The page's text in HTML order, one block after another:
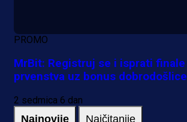
PROMO
MrBit: Registruj se i isprati
prvenstva uz bonus dobrodošlice
2 sedmica 6 dan
Najnovije Najčitanije